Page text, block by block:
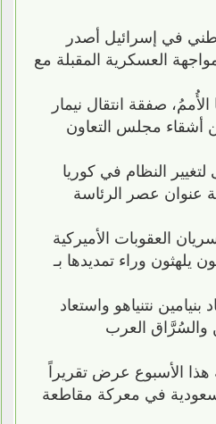
في إسرائيل أصدر
العسكرية المقبلة مع
صفقة انتقال نيمار
أشقاء مجلس التعاون
لتغيير النظام في كوريا
عنوان عصر الرئاسة
العقوبات الأميركية
يلهثون وراء تمديدها بـ
نتنياهو واستعاد
والسُرَّاق العرب
هذا الأسبوع عرض تقريراً
في معركة مقاطعة